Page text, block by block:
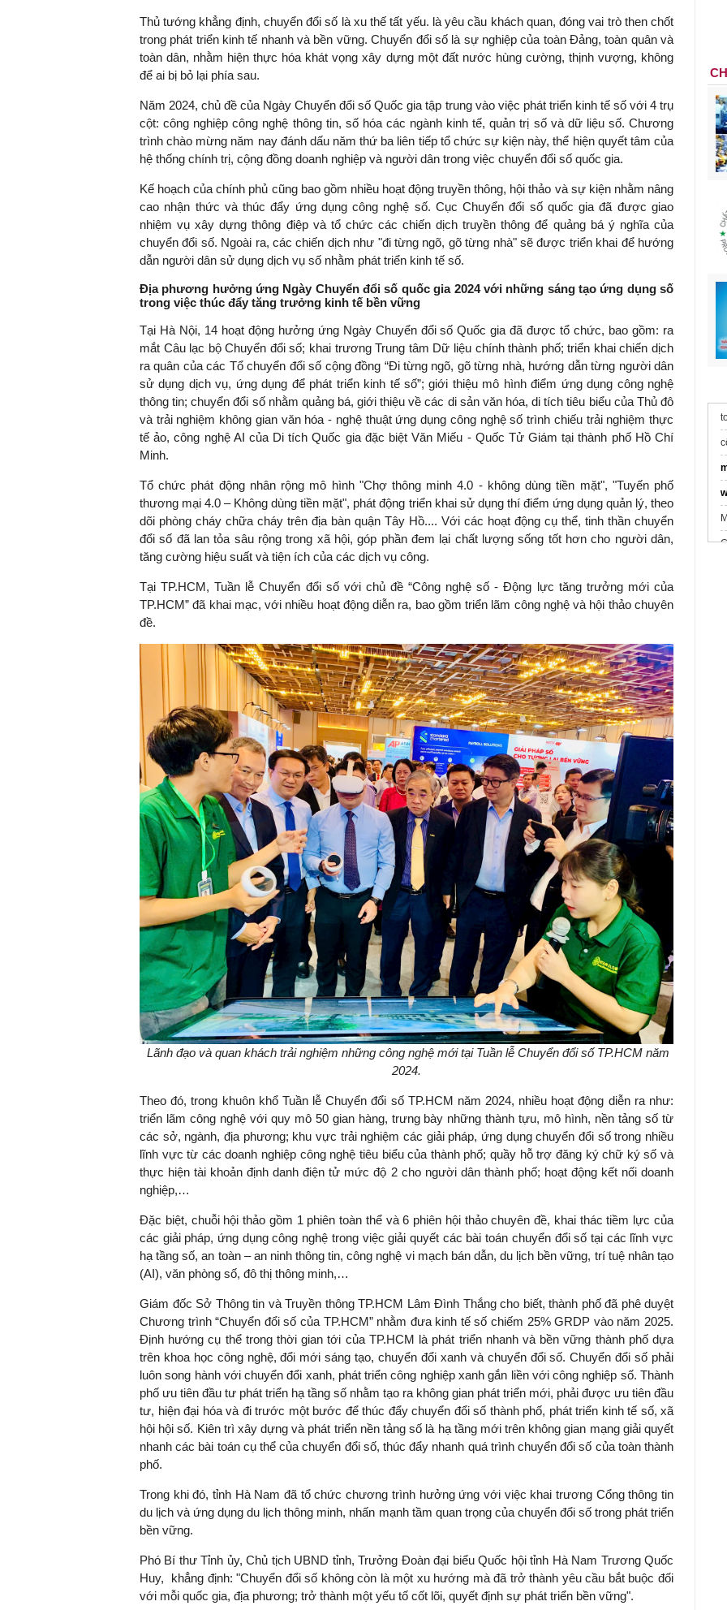
Thủ tướng khẳng định, chuyển đổi số là xu thế tất yếu. là yêu cầu khách quan, đóng vai trò then chốt
trong phát triển kinh tế nhanh và bền vững. Chuyển đổi số là sự nghiệp của toàn Đảng, toàn quân và
toàn dân, nhằm hiện thực hóa khát vọng xây dựng một đất nước hùng cường, thịnh vượng, không
để ai bị bỏ lại phía sau.
Năm 2024, chủ đề của Ngày Chuyển đổi số Quốc gia tập trung vào việc phát triển kinh tế số với 4 trụ
cột: công nghiệp công nghệ thông tin, số hóa các ngành kinh tế, quản trị số và dữ liệu số. Chương
trình chào mừng năm nay đánh dấu năm thứ ba liên tiếp tổ chức sự kiện này, thể hiện quyết tâm của
hệ thống chính trị, cộng đồng doanh nghiệp và người dân trong việc chuyển đổi số quốc gia.
Kế hoạch của chính phủ cũng bao gồm nhiều hoạt động truyền thông, hội thảo và sự kiện nhằm nâng
cao nhận thức và thúc đẩy ứng dụng công nghệ số. Cục Chuyển đổi số quốc gia đã được giao
nhiệm vụ xây dựng thông điệp và tổ chức các chiến dịch truyền thông để quảng bá ý nghĩa của
chuyển đổi số. Ngoài ra, các chiến dịch như "đi từng ngõ, gõ từng nhà" sẽ được triển khai để hướng
dẫn người dân sử dụng dịch vụ số nhằm phát triển kinh tế số.
Địa phương hưởng ứng Ngày Chuyển đổi số quốc gia 2024 với những sáng tạo ứng dụng số
trong việc thúc đẩy tăng trưởng kinh tế bền vững
Tại Hà Nội, 14 hoạt động hưởng ứng Ngày Chuyển đổi số Quốc gia đã được tổ chức, bao gồm: ra
mắt Câu lạc bộ Chuyển đổi số; khai trương Trung tâm Dữ liệu chính thành phố; triển khai chiến dịch
ra quân của các Tổ chuyển đổi số cộng đồng “Đi từng ngõ, gõ từng nhà, hướng dẫn từng người dân
sử dụng dịch vụ, ứng dụng để phát triển kinh tế số”; giới thiệu mô hình điểm ứng dụng công nghệ
thông tin; chuyển đổi số nhằm quảng bá, giới thiệu về các di sản văn hóa, di tích tiêu biểu của Thủ đô
và trải nghiệm không gian văn hóa - nghệ thuật ứng dụng công nghệ số trình chiếu trải nghiệm thực
tế ảo, công nghệ AI của Di tích Quốc gia đặc biệt Văn Miếu - Quốc Tử Giám tại thành phố Hồ Chí
Minh.
Tổ chức phát động nhân rộng mô hình "Chợ thông minh 4.0 - không dùng tiền mặt", "Tuyến phố
thương mại 4.0 – Không dùng tiền mặt", phát động triển khai sử dụng thí điểm ứng dụng quản lý, theo
dõi phòng cháy chữa cháy trên địa bàn quận Tây Hồ.... Với các hoạt động cụ thể, tinh thần chuyển
đổi số đã lan tỏa sâu rộng trong xã hội, góp phần đem lại chất lượng sống tốt hơn cho người dân,
tăng cường hiệu suất và tiện ích của các dịch vụ công.
Tại TP.HCM, Tuần lễ Chuyển đổi số với chủ đề “Công nghệ số - Động lực tăng trưởng mới của
TP.HCM” đã khai mạc, với nhiều hoạt động diễn ra, bao gồm triển lãm công nghệ và hội thảo chuyên
đề.
Lãnh đạo và quan khách trải nghiệm những công nghệ mới tại Tuần lễ Chuyển đổi số TP.HCM năm
2024.
Theo đó, trong khuôn khổ Tuần lễ Chuyển đổi số TP.HCM năm 2024, nhiều hoạt động diễn ra như:
triển lãm công nghệ với quy mô 50 gian hàng, trưng bày những thành tựu, mô hình, nền tảng số từ
các sở, ngành, địa phương; khu vực trải nghiệm các giải pháp, ứng dụng chuyển đổi số trong nhiều
lĩnh vực từ các doanh nghiệp công nghệ tiêu biểu của thành phố; quầy hỗ trợ đăng ký chữ ký số và
thực hiện tài khoản định danh điện tử mức độ 2 cho người dân thành phố; hoạt động kết nối doanh
nghiệp,…
Đặc biệt, chuỗi hội thảo gồm 1 phiên toàn thể và 6 phiên hội thảo chuyên đề, khai thác tiềm lực của
các giải pháp, ứng dụng công nghệ trong việc giải quyết các bài toán chuyển đổi số tại các lĩnh vực
hạ tầng số, an toàn – an ninh thông tin, công nghệ vi mạch bán dẫn, du lịch bền vững, trí tuệ nhân tạo
(AI), văn phòng số, đô thị thông minh,…
Giám đốc Sở Thông tin và Truyền thông TP.HCM Lâm Đình Thắng cho biết, thành phố đã phê duyệt
Chương trình “Chuyển đổi số của TP.HCM” nhằm đưa kinh tế số chiếm 25% GRDP vào năm 2025.
Định hướng cụ thể trong thời gian tới của TP.HCM là phát triển nhanh và bền vững thành phố dựa
trên khoa học công nghệ, đổi mới sáng tạo, chuyển đổi xanh và chuyển đổi số. Chuyển đổi số phải
luôn song hành với chuyển đổi xanh, phát triển công nghiệp xanh gắn liền với công nghiệp số. Thành
phố ưu tiên đầu tư phát triển hạ tầng số nhằm tạo ra không gian phát triển mới, phải được ưu tiên đầu
tư, hiện đại hóa và đi trước một bước để thúc đẩy chuyển đổi số thành phố, phát triển kinh tế số, xã
hội hội số. Kiên trì xây dựng và phát triển nền tảng số là hạ tầng mới trên không gian mạng giải quyết
nhanh các bài toán cụ thể của chuyển đổi số, thúc đẩy nhanh quá trình chuyển đổi số của toàn thành
phố.
Trong khi đó, tỉnh Hà Nam đã tổ chức chương trình hưởng ứng với việc khai trương Cổng thông tin
du lịch và ứng dụng du lịch thông minh, nhấn mạnh tầm quan trọng của chuyển đổi số trong phát triển
bền vững.
Phó Bí thư Tỉnh ủy, Chủ tịch UBND tỉnh,Trưởng Đoàn đại biểu Quốc hội tỉnh Hà Nam Trương Quốc
Huy, khẳng định: "Chuyển đổi số không còn là một xu hướng mà đã trở thành yêu cầu bắt buộc đối
với mỗi quốc gia, địa phương; trở thành một yếu tố cốt lõi, quyết định sự phát triển bền vững".
khởi nghiệp..."